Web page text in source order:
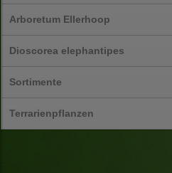
Arboretum Ellerhoop
Dioscorea elephantipes
Sortimente
Terrarienpflanzen